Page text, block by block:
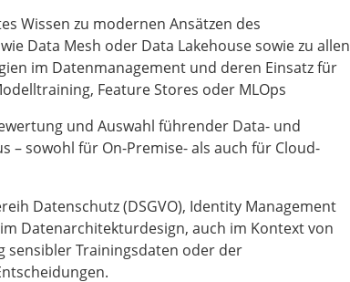
Wissen zu modernen Ansätzen des
Data Mesh oder Data Lakehouse sowie zu allen
im Datenmanagement und deren Einsatz für
Feature Stores oder MLOps
und Auswahl führender Data- und
– sowohl für On-Premise- als auch für Cloud-
Datenschutz (DSGVO), Identity Management
Datenarchitekturdesign, auch im Kontext von
sensibler Trainingsdaten oder der